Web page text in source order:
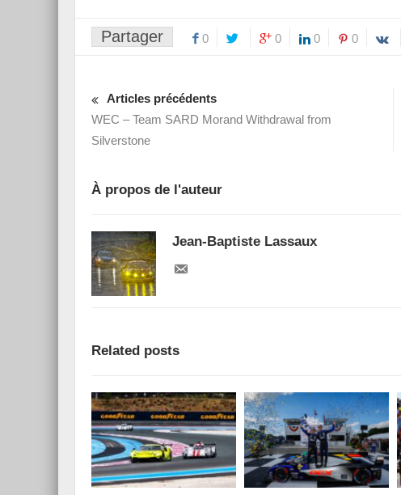
Partager 0 0 0 0
Articles précédents
WEC – Team SARD Morand Withdrawal from
Silverstone
À propos de l'auteur
Jean-Baptiste Lassaux
Related posts